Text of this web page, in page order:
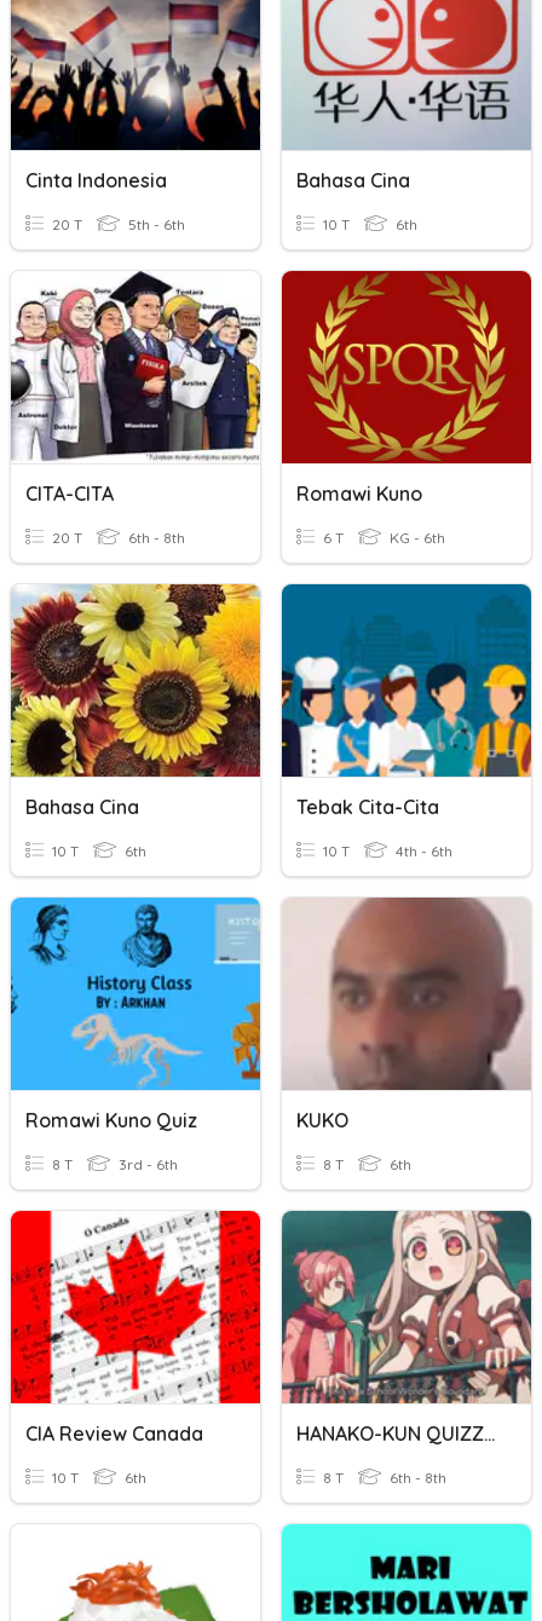
Cinta Indonesia
20 T 5th - 6th
Bahasa Cina
10 T 6th
CITA-CITA
20 T 6th - 8th
Romawi Kuno
6 T KG - 6th
Bahasa Cina
10 T 6th
Tebak Cita-Cita
10 T 4th - 6th
Romawi Kuno Quiz
8 T 3rd - 6th
KUKO
8 T 6th
CIA Review Canada
10 T 6th
HANAKO-KUN QUIZZZZ
8 T 6th - 8th